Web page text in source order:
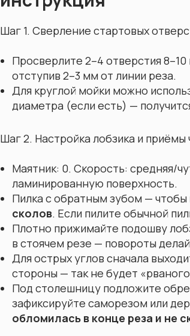
Шаг 1. Сверление стартовых
Просверлите 2–4 отверстия
отступив 2–3 мм от линии реза.
Для круглой мойки можно
диаметра (если есть) —
Шаг 2. Настройка лобзика и приёмы
Маятник: 0. Скорость: средняя/
ламинированную поверхность.
Пилка с обратным зубом — чтобы
сколов. Если пилите обычной
Плотно прижимайте подошву
в стоячем резе — повороты
Для острых углов сначала
стороны — так не будет
Под столешницу подложите
зафиксируйте саморезом или
обломилась в конце реза и не